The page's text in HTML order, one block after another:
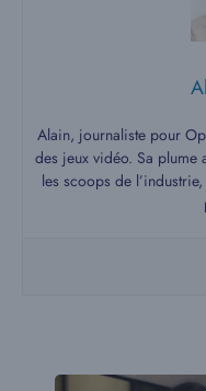
Alain, journaliste pour
des jeux vidéo. Sa plume
les scoops de